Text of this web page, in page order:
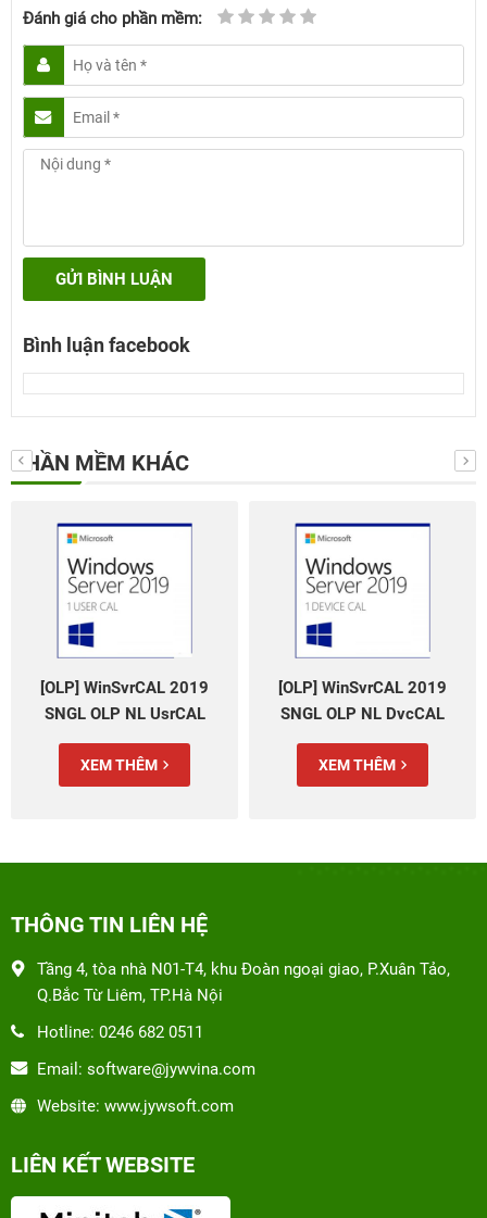
Đánh giá cho phần mềm:
GỬI BÌNH LUẬN
Bình luận facebook
PHẦN MỀM KHÁC
2019
UsrCAL
[OLP] WinSvrCAL 2019
SNGL OLP NL DvcCAL
[OLP]
SNGL
CoreLic Qlfd
THÔNG TIN LIÊN HỆ
Tầng 4, tòa nhà N01-T4, khu Đoàn ngoại giao, P.Xuân Tảo,
Q.Bắc Từ Liêm, TP.Hà Nội
Hotline: 0246 682 0511
Email: software@jywvina.com
Website: www.jywsoft.com
LIÊN KẾT WEBSITE